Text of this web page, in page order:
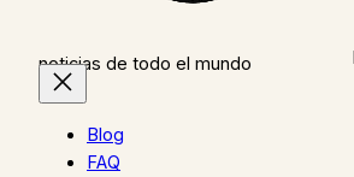
noticias de todo el mundo
Blog
FAQ